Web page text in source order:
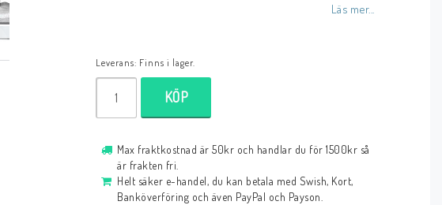
Läs mer...
Leverans: Finns i lager.
KÖP
Max fraktkostnad är 50kr och handlar du för 1500kr så
är frakten fri.
Helt säker e-handel, du kan betala med Swish, Kort,
Banköverföring och även PayPal och Payson.